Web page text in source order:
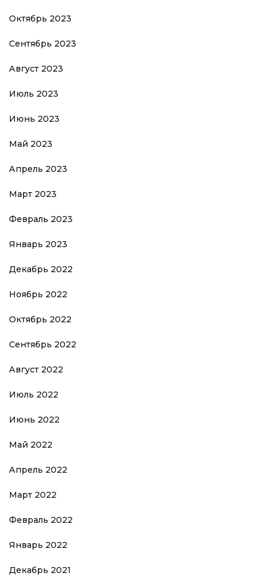
Октябрь 2023
Сентябрь 2023
Август 2023
Июль 2023
Июнь 2023
Май 2023
Апрель 2023
Март 2023
Февраль 2023
Январь 2023
Декабрь 2022
Ноябрь 2022
Октябрь 2022
Сентябрь 2022
Август 2022
Июль 2022
Июнь 2022
Май 2022
Апрель 2022
Март 2022
Февраль 2022
Январь 2022
Декабрь 2021